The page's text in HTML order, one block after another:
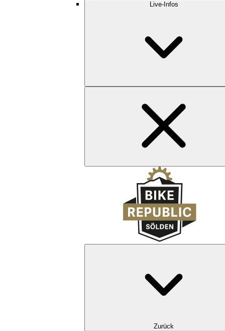
Live-Infos
Zurück